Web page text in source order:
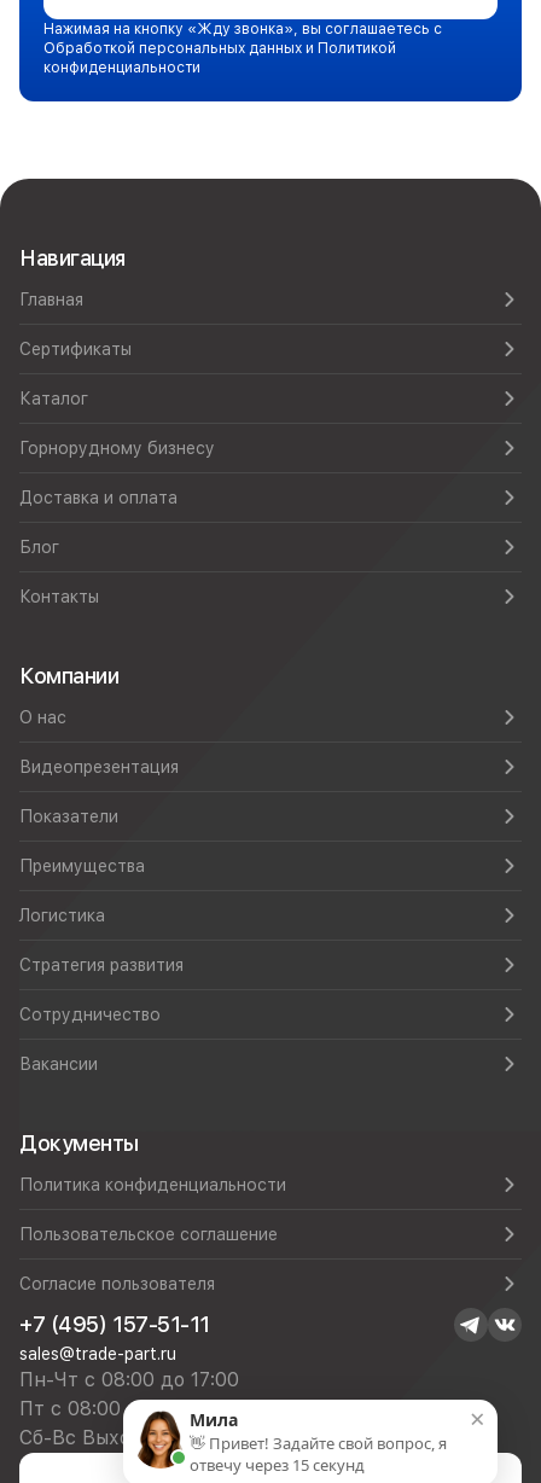
Нажимая на кнопку «Жду звонка», вы соглашаетесь с
Обработкой персональных данных и Политикой
конфиденциальности
Навигация
Главная
Сертификаты
Каталог
Горнорудному бизнесу
Доставка и оплата
Блог
Контакты
Компании
О нас
Видеопрезентация
Показатели
Преимущества
Логистика
Стратегия развития
Сотрудничество
Вакансии
Документы
Политика конфиденциальности
Пользовательское соглашение
Согласие пользователя
+7 (495) 157-51-11
sales@trade-part.ru
Пн-Чт с 08:00 до 17:00
Пт с 08:00 до 16:00
Сб-Вс Выходной
×
Мила
👋 Привет! Задайте свой вопрос, я
отвечу через 15 секунд